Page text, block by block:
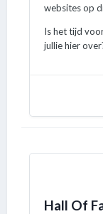
websites op
Is het tijd
jullie hier
Hall Of